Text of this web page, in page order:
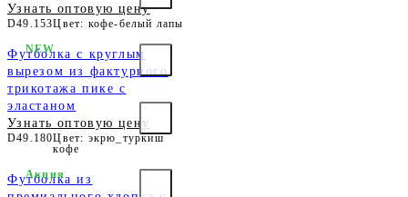
Узнать оптовую цену
D49.153Цвет: кофе-белый лапы
Футболка c круглым
вырезом из фактурного
трикотажа пике с
эластаном
Узнать оптовую цену
D49.180Цвет: экрю_туркиш
кофе
NEW
Футболка из
Акция